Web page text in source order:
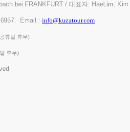
bei FRANKFURT / 대표자: HaeLim, Kim
6957. Email : info@kuzutour.com
휴일 휴무)
휴무)